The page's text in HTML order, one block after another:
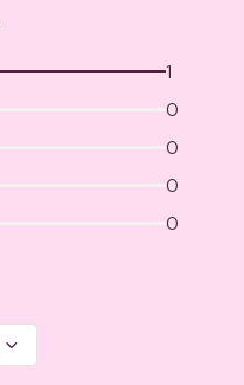
1
0
0
0
0